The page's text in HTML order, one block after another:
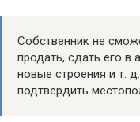
Собственник не
продать, сдать его в
новые строения и т.
подтвердить